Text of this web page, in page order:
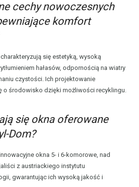
cechy nowoczesnych
komfort
się estetyką, wysoką
hałasów, odpornością na wiatry
czystości. Ich projektowanie
o środowisko dzięki możliwości recyklingu.
się okna oferowane
Dom?
okna 5- i 6-komorowe, nad
z austriackiego instytutu
gwarantując ich wysoką jakość i